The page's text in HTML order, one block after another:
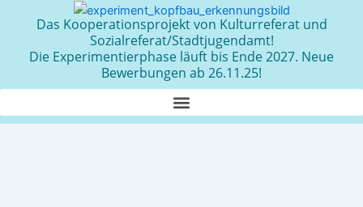
Das Kooperationsprojekt von Kulturreferat und
Sozialreferat/Stadtjugendamt!
Die Experimentierphase läuft bis Ende 2027. Neue
Bewerbungen ab 26.11.25!